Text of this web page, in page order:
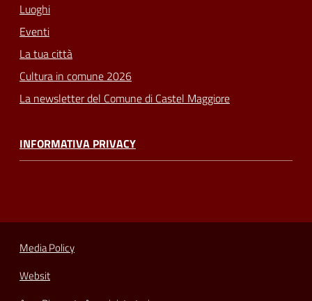
Luoghi
Eventi
La tua città
Cultura in comune 2026
La newsletter del Comune di Castel Maggiore
INFORMATIVA PRIVACY
Media Policy
Websit